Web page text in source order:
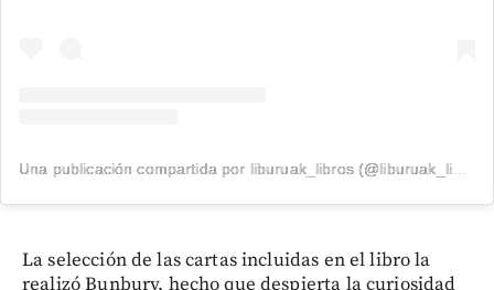
La selección de las cartas incluidas en el libro la
realizó Bunbury, hecho que despierta la curiosidad